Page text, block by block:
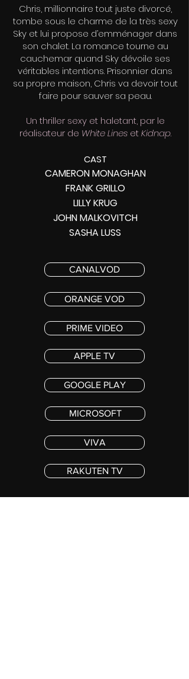
Chris, millionnaire tout juste divorcé,
tombe sous le charme de la très sexy
Sky et lui propose d’emménager dans
son chalet. La romance tourne au
cauchemar quand Sky dévoile ses
véritables intentions. Prisonnier dans
sa propre maison, Chris va devoir tout
faire pour sauver sa peau.
Un thriller sexy et haletant, par le
réalisateur de White Lines etKidnap.
CAST
CAMERON MONAGHAN
FRANK GRILLO
LILLY KRUG
JOHN MALKOVITCH
SASHA LUSS
CANALVOD
ORANGE VOD
PRIME VIDEO
APPLE TV
GOOGLE PLAY
MICROSOFT
VIVA
RAKUTEN TV